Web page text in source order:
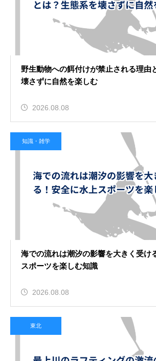
阿寒湖のカヌーで天然のマリモを観
察！大自然の神秘に触れる極上の癒
し旅
野生動物への餌付けが禁止される理由
壊さずに自然を楽しむ
2026.08.08
知識・雑学
海での流れは潮汐の影響を大きく受け
スポーツを楽しむ知識
2026.08.08
東北